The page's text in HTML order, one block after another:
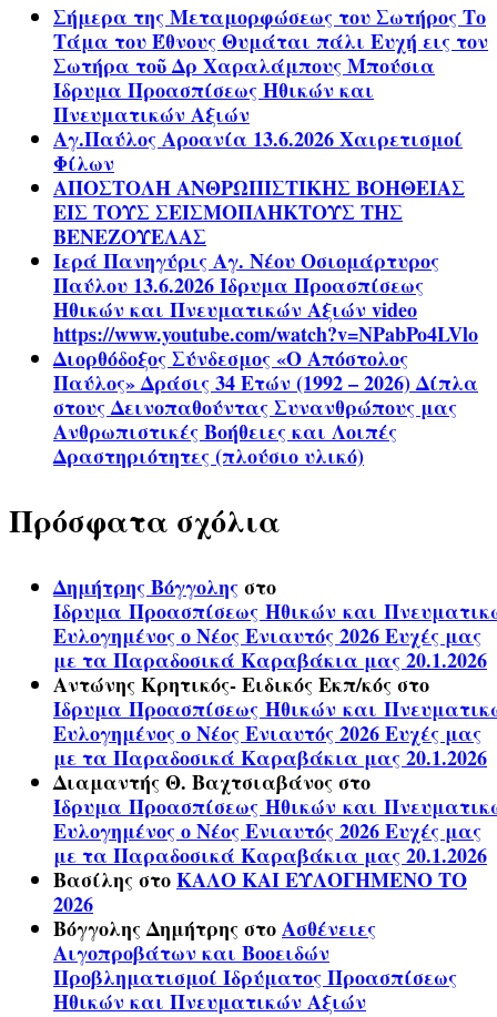
Σήμερα της Μεταμορφώσεως του Σωτήρος Το
Τάμα του Έθνους Θυμάται πάλι Ευχή εις τον
Σωτήρα τοῦ Δρ Χαραλάμπους Μπούσια
Ίδρυμα Προασπίσεως Ηθικών και
Πνευματικών Αξιών
Αγ.Παύλος Αροανία 13.6.2026 Χαιρετισμοί
Φίλων
ΑΠΟΣΤΟΛΗ ΑΝΘΡΩΠΙΣΤΙΚΗΣ ΒΟΗΘΕΙΑΣ
ΕΙΣ ΤΟΥΣ ΣΕΙΣΜΟΠΛΗΚΤΟΥΣ ΤΗΣ
ΒΕΝΕΖΟΥΕΛΑΣ
Ιερά Πανηγύρις Αγ. Νέου Οσιομάρτυρος
Παύλου 13.6.2026 Ίδρυμα Προασπίσεως
Ηθικών και Πνευματικών Αξιών video
https://www.youtube.com/watch?v=NPabPo4LVlo
Διορθόδοξος Σύνδεσμος «Ο Απόστολος
Παύλος» Δράσις 34 Ετών (1992 – 2026) Δίπλα
στους Δεινοπαθούντας Συνανθρώπους μας
Ανθρωπιστικές Βοήθειες και Λοιπές
Δραστηριότητες (πλούσιο υλικό)
Πρόσφατα σχόλια
Δημήτρης Βόγγοληςστο
Ίδρυμα Προασπίσεως Ηθικών και
Ευλογημένος ο Νέος Ενιαυτός 2026 Ευχές μας
με τα Παραδοσικά Καραβάκια μας 20.1.2026
Αντώνης Κρητικός- Ειδικός Εκπ/κόςστο
Ίδρυμα Προασπίσεως Ηθικών και
Ευλογημένος ο Νέος Ενιαυτός 2026 Ευχές μας
με τα Παραδοσικά Καραβάκια μας 20.1.2026
Διαμαντής Θ. Βαχτσιαβάνοςστο
Ίδρυμα Προασπίσεως Ηθικών και
Ευλογημένος ο Νέος Ενιαυτός 2026 Ευχές μας
με τα Παραδοσικά Καραβάκια μας 20.1.2026
ΒασίληςστοΚΑΛΟ ΚΑΙ ΕΥΛΟΓΗΜΕΝΟ ΤΟ
2026
Βόγγολης ΔημήτρηςστοΑσθένειες
Αιγοπροβάτων και Βοοειδών
Προβληματισμοί Ιδρύματος Προασπίσεως
Ηθικών και Πνευματικών Αξιών